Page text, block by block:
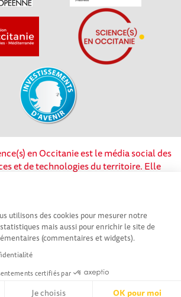
utilisons des cookies pour mesurer notre
mais aussi pour enrichir le site de
(commentaires et widgets).
certifiés par
Je choisis OK pour moi
en Occitanie est le média social des
et de technologies du territoire. Elle
acteurs locaux. Ce projet est cofinancé
via les fonds européen de
Science(s) en Occitanie est une
by Amcsti.
Politique de confidentialité